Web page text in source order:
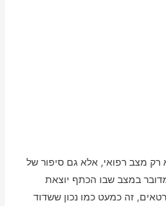
רק מצב רפואי, אלא גם סיפור של
במצב שבו הכתף יוצאת
זה כמעט כמו נכון ששדוד